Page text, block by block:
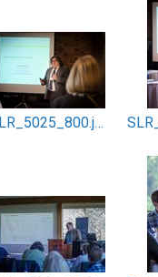
SLR_5025_800.jpg